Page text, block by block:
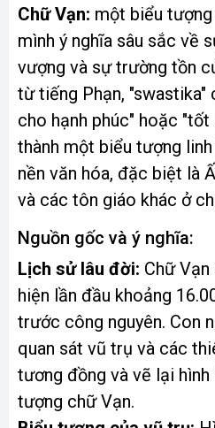
Chữ Vạn: một biểu
mình ý nghĩa sâu sắc về
vượng và sự trường tồn
từ tiếng Phạn, "swastika"
cho hạnh phúc" hoặc
thành một biểu tượng
nền văn hóa, đặc biệt là
và các tôn giáo khác ở
Nguồn gốc và ý nghĩa:
Lịch sử lâu đời: Chữ
hiện lần đầu khoảng
trước công nguyên. Con
quan sát vũ trụ và các
tương đồng và vẽ lại hình
tượng chữ Vạn.